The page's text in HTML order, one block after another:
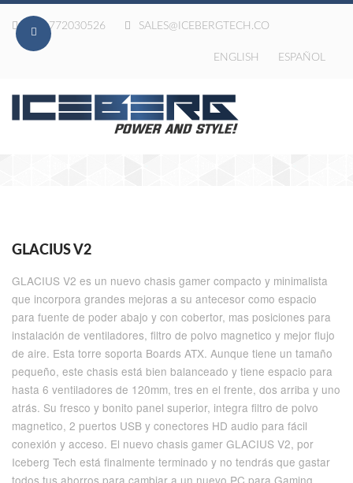
020-772030526 SALES@ICEBERGTECH.CO
ENGLISH ESPAÑOL
GLACIUS V2
GLACIUS V2 es un nuevo chasis gamer compacto y minimalista
que incorpora grandes mejoras a su antecesor como espacio
para fuente de poder abajo y con cobertor, mas posiciones para
instalación de ventiladores, filtro de polvo magnetico y mejor flujo
de aire. Esta torre soporta Boards ATX. Aunque tiene un tamaño
pequeño, este chasis está bien balanceado y tiene espacio para
hasta 6 ventiladores de 120mm, tres en el frente, dos arriba y uno
atrás. Su fresco y bonito panel superior, integra filtro de polvo
magnetico, 2 puertos USB y conectores HD audio para fácil
conexión y acceso. El nuevo chasis gamer GLACIUS V2, por
Iceberg Tech está finalmente terminado y no tendrás que gastar
todos tus ahorros para cambiar a un nuevo PC para Gaming.